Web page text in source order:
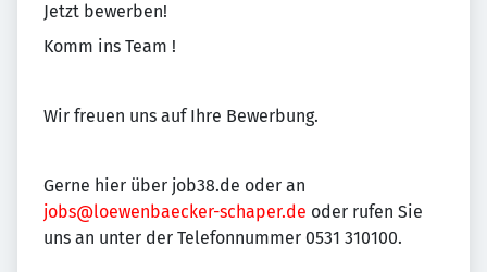
Jetzt bewerben!
Komm ins Team !
Wir freuen uns auf Ihre Bewerbung.
Gerne hier über job38.de oder an
jobs@loewenbaecker-schaper.de oder rufen Sie
uns an unter der Telefonnummer 0531 310100.